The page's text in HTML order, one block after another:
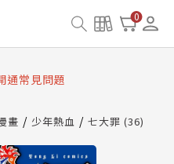
0
重要說明及資產合併結果
讀資產合併與書櫃開通申請
通常見問題
畫 少年熱血 七大罪 (36)